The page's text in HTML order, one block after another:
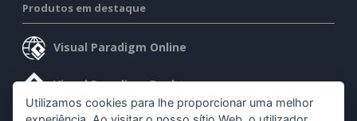
Produtos em destaque
Visual Paradigm Online
Visual Paradigm Desktop
Utilizamos cookies para lhe proporcionar uma melhor